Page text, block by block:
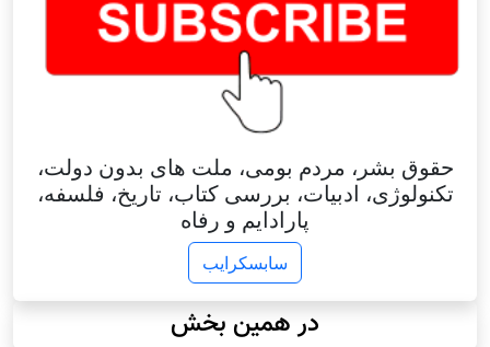
حقوق بشر، مردم بومی، ملت های بدون دولت،
تکنولوژی، ادبیات، بررسی کتاب، تاریخ، فلسفه،
پارادایم و رفاه
سابسکرایب
در همین بخش